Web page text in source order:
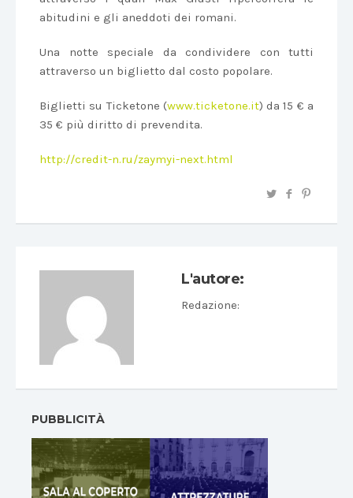
abitudini e gli aneddoti dei romani.
Una notte speciale da condividere con tutti
attraverso un biglietto dal costo popolare.
Biglietti su Ticketone (www.ticketone.it) da 15 € a
35 € più diritto di prevendita.
http://credit-n.ru/zaymyi-next.html
L'autore:
Redazione:
PUBBLICITÀ